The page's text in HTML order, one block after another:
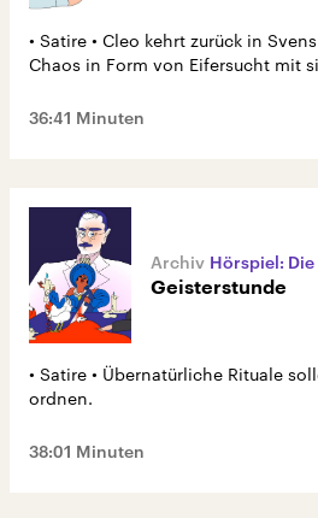
• Satire • Cleo kehrt zurück in
Chaos in Form von Eifersucht mit
36:41 Minuten
Hörspiel:
Geisterstunde
• Satire • Übernatürliche Rituale
ordnen.
38:01 Minuten